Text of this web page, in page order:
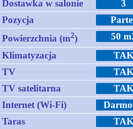
Dostawka w salonie
3
Pozycja
Powierzchnia (m2)
50
Klimatyzacja
TV
TV satelitarna
Internet (Wi-Fi)
Taras